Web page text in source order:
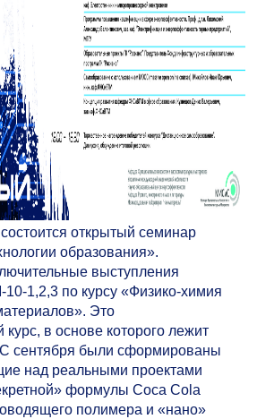
открытый семинар
образования».
выступления
10-1,2,3 по курсу «Физико-химия
Это
в основе которого лежит
сентября были сформированы
над реальными проектами
формулы Coca Cola
полимера и «нано»